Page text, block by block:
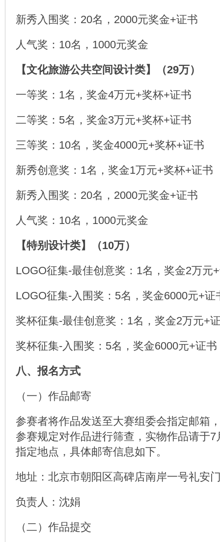
新秀入围奖：20名，2000元奖金+证书
人气奖：10名，1000元奖金
【文化旅游公共空间设计类】（29万）
一等奖：1名，奖金4万元+奖杯+证书
二等奖：5名，奖金3万元+奖杯+证书
三等奖：10名，奖金4000元+奖杯+证书
新秀创意奖：1名，奖金1万元+奖杯+证书
新秀入围奖：20名，2000元奖金+证书
人气奖：10名，1000元奖金
【特别设计类】（10万）
LOGO征集-最佳创意奖：1名，奖金2万元
LOGO征集-入围奖：5名，奖金6000元+证
奖杯征集-最佳创意奖：1名，奖金2万元+
奖杯征集-入围奖：5名，奖金6000元+证书
八、报名方式
（一）作品邮寄
参赛者将作品发送至大赛组委会指定邮箱
参赛规定对作品进行筛查，实物作品请于7
指定地点，具体邮寄信息如下。
地址：北京市朝阳区高碑店南岸一号礼安
负责人：沈娟
（二）作品提交